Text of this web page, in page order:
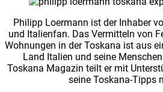
Philipp Loermann ist der Inhaber
und Italienfan. Das Vermitteln von
Wohnungen in der Toskana ist aus
Land Italien und seine
Toskana Magazin teilt er mit
seine Toskana-Tipps